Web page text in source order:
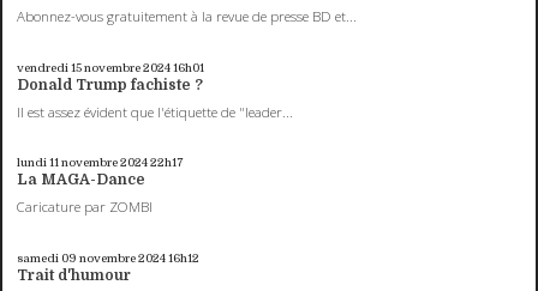
Abonnez-vous gratuitement à la revue de presse BD et...
vendredi 15novembre 202416h01
Donald Trump fachiste ?
Il est assez évident que l'étiquette de "leader...
lundi 11novembre 202422h17
La MAGA-Dance
Caricature par ZOMBI
samedi 09 novembre 202416h12
Trait d'humour